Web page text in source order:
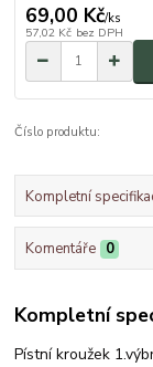
69,00 Kč/ks
57,02 Kč bez DPH
Číslo produktu:
Kompletní
Komentáře 0
Kompletní
Pístní kroužek